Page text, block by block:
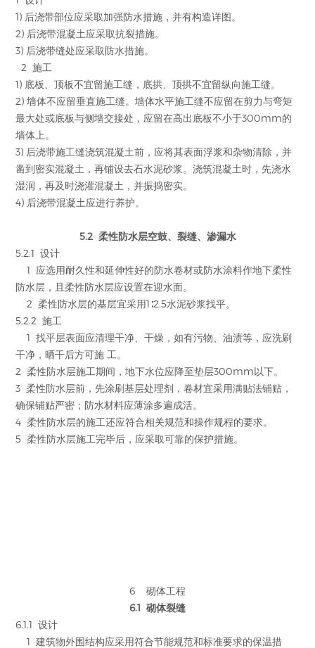
1) 后浇带部位应采取加强防水措施，并有构造详图。
2) 后浇带混凝土应采取抗裂措施。
3) 后浇带缝处应采取防水措施。
2 施工
1) 底板、顶板不宜留施工缝，底拱、顶拱不宜留纵向施工缝。
2) 墙体不应留垂直施工缝。墙体水平施工缝不应留在剪力与弯矩
最大处或底板与侧墙交接处，应留在高出底板不小于300mm的
墙体上。
3) 后浇带施工缝浇筑混凝土前，应将其表面浮浆和杂物清除，并
凿到密实混凝土，再铺设去石水泥砂浆。浇筑混凝土时，先浇水
湿润，再及时浇灌混凝土，并振捣密实。
4) 后浇带混凝土应进行养护。
5.2 柔性防水层空鼓、裂缝、渗漏水
5.2.1 设计
1 应选用耐久性和延伸性好的防水卷材或防水涂料作地下柔性
防水层，且柔性防水层应设置在迎水面。
2 柔性防水层的基层宜采用1∶2.5水泥砂浆找平。
5.2.2 施工
1 找平层表面应清理干净、干燥，如有污物、油渍等，应洗刷
干净，晒干后方可施 工。
2 柔性防水层施工期间，地下水位应降至垫层300mm以下。
3 柔性防水层前，先涂刷基层处理剂，卷材宜采用满贴法铺贴，
确保铺贴严密；防水材料应薄涂多遍成活。
4 柔性防水层的施工还应符合相关规范和操作规程的要求。
5 柔性防水层施工完毕后，应采取可靠的保护措施。
6 砌体工程
6.1 砌体裂缝
6.1.1 设计
1 建筑物外围结构应采用符合节能规范和标准要求的保温措